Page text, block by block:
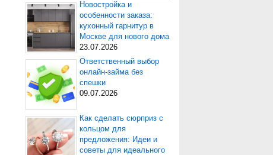
Новостройка и
особенности заказа:
кухонный гарнитур в
Москве для нового дома
23.07.2026
Ответственный выбор
онлайн-займа без
спешки
09.07.2026
Как сделать сюрприз с
кольцом для
предложения: Идеи и
советы для идеального